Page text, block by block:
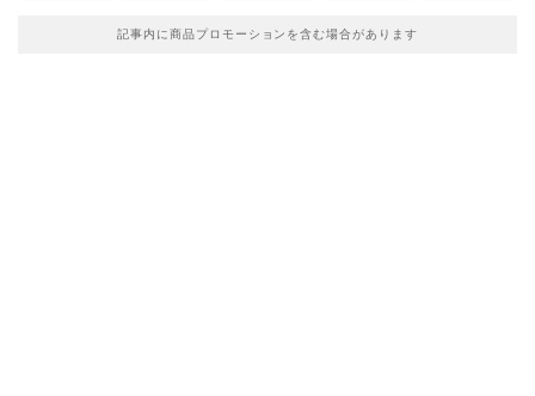
記事内に商品プロモーションを含む場合があります